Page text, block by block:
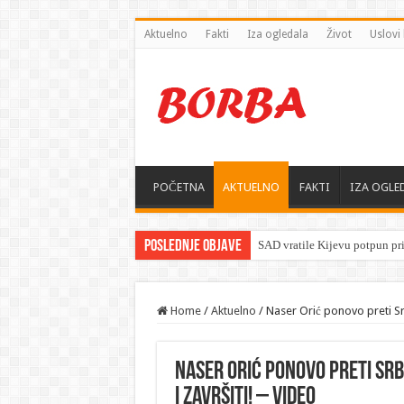
Aktuelno Fakti Iza ogledala Život Uslovi
POČETNA AKTUELNO FAKTI IZA
Poslednje objave Invazija
Home / Aktuelno / Naser Orić ponovo preti
Naser Orić ponovo preti
i završiti! – VIDEO